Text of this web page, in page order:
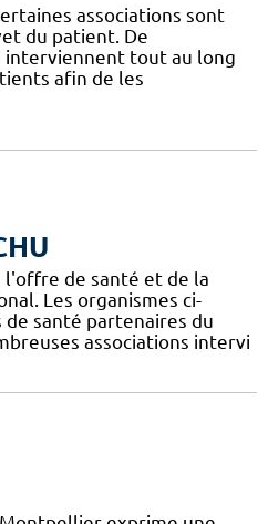
associations sont
du patient. De
interviennent tout au long
afin de les
l'offre de santé et de la
Les organismes ci-
de santé partenaires du
associations intervi